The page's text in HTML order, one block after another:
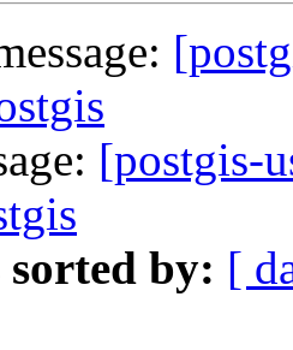
[postgis-
sorted by: [